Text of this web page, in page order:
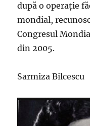
după o operaţie
mondial,
Congresul
din 2005.
Sarmiza Bilcescu